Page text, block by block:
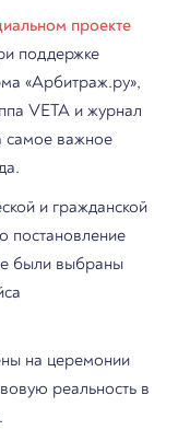
проекте
поддержке
«Арбитраж.ру»,
VETA и журнал
самое важное
и гражданской
постановление
были выбраны
на церемонии
реальность в